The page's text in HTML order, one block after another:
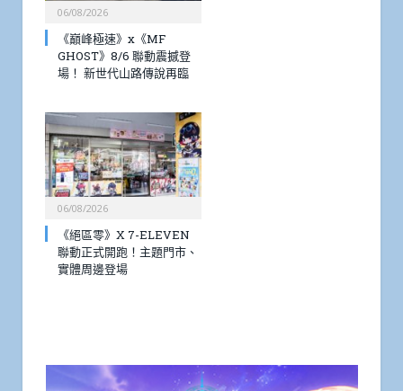
06/08/2026
《巔峰極速》x《MF
GHOST》8/6 聯動震撼登
場！ 新世代山路傳說再臨
06/08/2026
《絕區零》X 7-ELEVEN
聯動正式開跑！主題門市、
實體周邊登場